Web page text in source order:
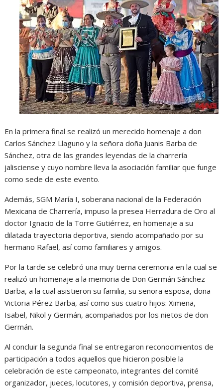
En la primera final se realizó un merecido homenaje a don
Carlos Sánchez Llaguno y la señora doña Juanis Barba de
Sánchez, otra de las grandes leyendas de la charrería
jalisciense y cuyo nombre lleva la asociación familiar que funge
como sede de este evento.
Además, SGM María I, soberana nacional de la Federación
Mexicana de Charrería, impuso la presea Herradura de Oro al
doctor Ignacio de la Torre Gutiérrez, en homenaje a su
dilatada trayectoria deportiva, siendo acompañado por su
hermano Rafael, así como familiares y amigos.
Por la tarde se celebró una muy tierna ceremonia en la cual se
realizó un homenaje a la memoria de Don Germán Sánchez
Barba, a la cual asistieron su familia, su señora esposa, doña
Victoria Pérez Barba, así como sus cuatro hijos: Ximena,
Isabel, Nikol y Germán, acompañados por los nietos de don
Germán.
Al concluir la segunda final se entregaron reconocimientos de
participación a todos aquellos que hicieron posible la
celebración de este campeonato, integrantes del comité
organizador, jueces, locutores, y comisión deportiva, prensa,